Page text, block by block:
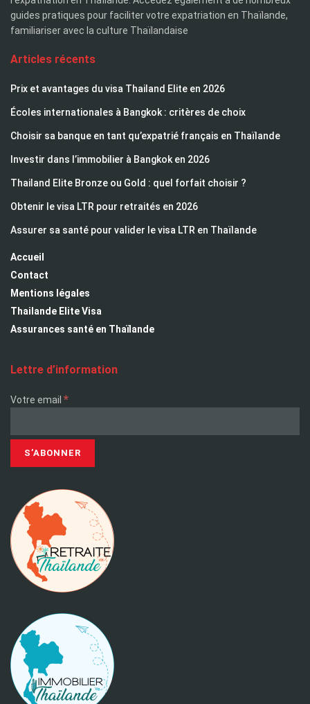
guides pratiques pour faciliter votre expatriation en Thaïlande,
familiariser avec la culture Thaïlandaise
Articles récents
Prix et avantages du visa Thailand Elite en 2026
Écoles internationales à Bangkok : critères de choix
Choisir sa banque en tant qu’expatrié français en Thaïlande
Investir dans l’immobilier à Bangkok en 2026
Thailand Elite Bronze ou Gold : quel forfait choisir ?
Obtenir le visa LTR pour retraités en 2026
Assurer sa santé pour valider le visa LTR en Thaïlande
Accueil
Contact
Mentions légales
Thailande Elite Visa
Assurances santé en Thaïlande
Lettre d’information
Votre email *